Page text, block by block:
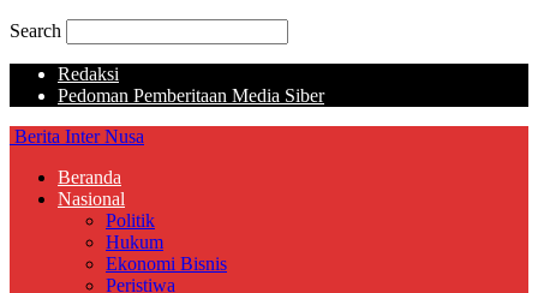
Search
Redaksi
Pedoman Pemberitaan Media Siber
Berita Inter Nusa
Beranda
Nasional
Politik
Hukum
Ekonomi Bisnis
Peristiwa